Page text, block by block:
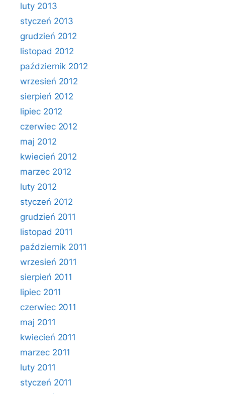
luty 2013
styczeń 2013
grudzień 2012
listopad 2012
październik 2012
wrzesień 2012
sierpień 2012
lipiec 2012
czerwiec 2012
maj 2012
kwiecień 2012
marzec 2012
luty 2012
styczeń 2012
grudzień 2011
listopad 2011
październik 2011
wrzesień 2011
sierpień 2011
lipiec 2011
czerwiec 2011
maj 2011
kwiecień 2011
marzec 2011
luty 2011
styczeń 2011